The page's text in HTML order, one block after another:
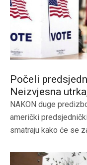
Počeli
Neizvjesna
NAKON duge
američki
smatraju kako će se